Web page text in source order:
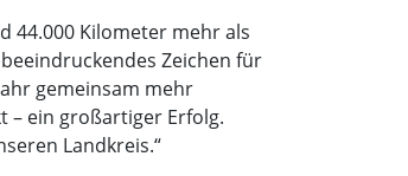
44.000 Kilometer mehr als
Zeichen für
gemeinsam mehr
– ein großartiger Erfolg.
Landkreis.“